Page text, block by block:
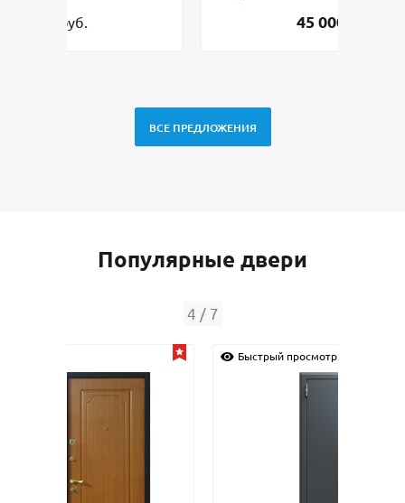
ВСЕ ПРЕДЛОЖЕНИЯ
Популярные двери
4 / 7
Быстрый просмотр